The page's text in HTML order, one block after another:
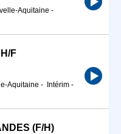
Aquitaine -
F
Aquitaine - Intérim -
(F/H)